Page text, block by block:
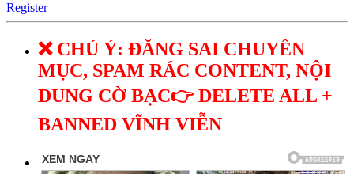
Register
❌ CHÚ Ý: ĐĂNG SAI CHUYÊN
MỤC, SPAM RÁC CONTENT, NỘI
DUNG CỜ BẠC👉 DELETE ALL +
BANNED VĨNH VIỄN